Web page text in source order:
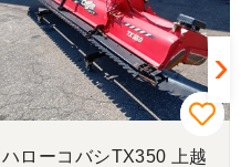
ハローコバシTX350 上越